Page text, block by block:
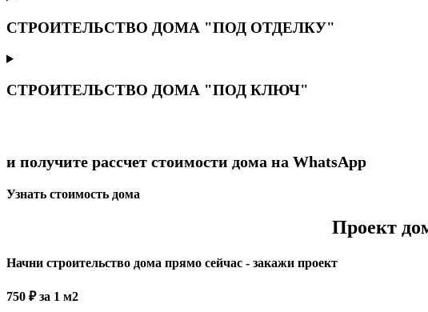
СТРОИТЕЛЬСТВО ДОМА "ПОД ОТДЕЛКУ"
СТРОИТЕЛЬСТВО ДОМА "ПОД КЛЮЧ"
и получите рассчет стоимости дома на WhatsApp
Узнать стоимость дома
Проект
Начни строительство дома прямо сейчас - закажи проект
750 ₽ за 1 м2